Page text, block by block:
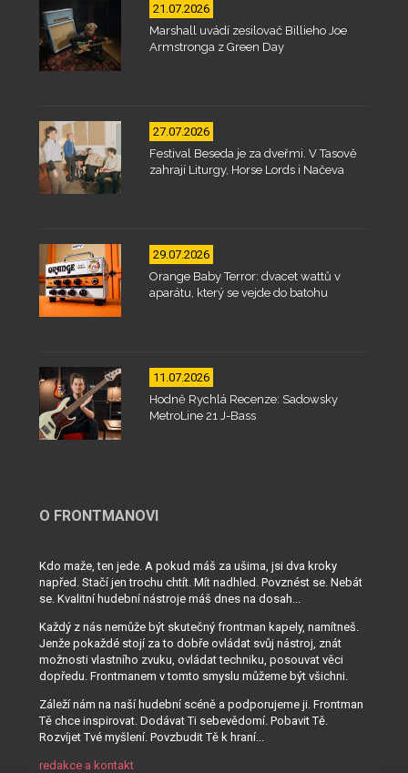
21.07.2026
Marshall uvádí zesilovač Billieho Joe
Armstronga z Green Day
27.07.2026
Festival Beseda je za dveřmi. V Tasově
zahrají Liturgy, Horse Lords i Načeva
29.07.2026
Orange Baby Terror: dvacet wattů v
aparátu, který se vejde do batohu
11.07.2026
Hodně Rychlá Recenze: Sadowsky
MetroLine 21 J-Bass
O FRONTMANOVI
Kdo maže, ten jede. A pokud máš za ušima, jsi dva kroky
napřed. Stačí jen trochu chtít. Mít nadhled. Povznést se. Nebát
se. Kvalitní hudební nástroje máš dnes na dosah...
Každý z nás nemůže být skutečný frontman kapely, namítneš.
Jenže pokaždé stojí za to dobře ovládat svůj nástroj, znát
možnosti vlastního zvuku, ovládat techniku, posouvat věci
dopředu. Frontmanem v tomto smyslu můžeme být všichni.
Záleží nám na naší hudební scéně a podporujeme ji. Frontman
Tě chce inspirovat. Dodávat Ti sebevědomí. Pobavit Tě.
Rozvíjet Tvé myšlení. Povzbudit Tě k hraní...
redakce a kontakt